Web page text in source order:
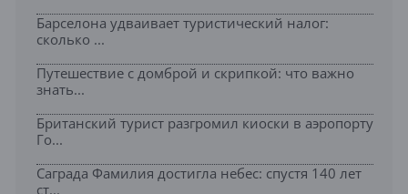
Барселона удваивает туристический налог:
сколько ...
Путешествие с домброй и скрипкой: что важно
знать...
Британский турист разгромил киоски в аэропорту
Го...
Саграда Фамилия достигла небес: спустя 140 лет
ст...